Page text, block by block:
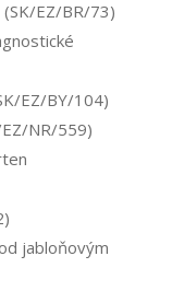
EZ/BR/73)
EZ/BY/104)
NR/559)
jabloňovým